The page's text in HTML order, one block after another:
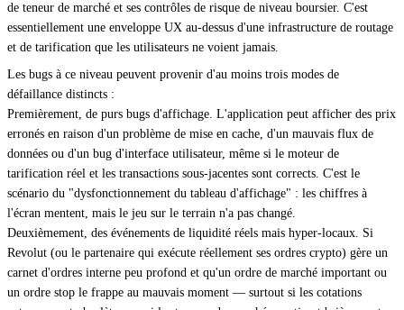
de teneur de marché et ses contrôles de risque de niveau boursier. C'est
essentiellement une enveloppe UX au-dessus d'une infrastructure de routage
et de tarification que les utilisateurs ne voient jamais.
Les bugs à ce niveau peuvent provenir d'au moins trois modes de
défaillance distincts :
Premièrement, de purs bugs d'affichage. L'application peut afficher des prix
erronés en raison d'un problème de mise en cache, d'un mauvais flux de
données ou d'un bug d'interface utilisateur, même si le moteur de
tarification réel et les transactions sous-jacentes sont corrects. C'est le
scénario du "dysfonctionnement du tableau d'affichage" : les chiffres à
l'écran mentent, mais le jeu sur le terrain n'a pas changé.
Deuxièmement, des événements de liquidité réels mais hyper-locaux. Si
Revolut (ou le partenaire qui exécute réellement ses ordres crypto) gère un
carnet d'ordres interne peu profond et qu'un ordre de marché important ou
un ordre stop le frappe au mauvais moment — surtout si les cotations